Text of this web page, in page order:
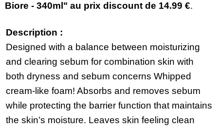
Biore - 340ml" au prix discount de 14.99 €.
Description :
Designed with a balance between moisturizing
and clearing sebum for combination skin with
both dryness and sebum concerns Whipped
cream-like foam! Absorbs and removes sebum
while protecting the barrier function that maintains
the skin’s moisture. Leaves skin feeling clean